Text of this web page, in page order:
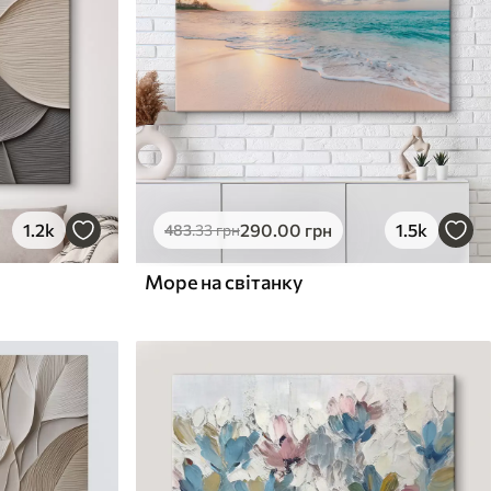
1.2k 483.33грн290.00 грн 1.5k
Море на світанку